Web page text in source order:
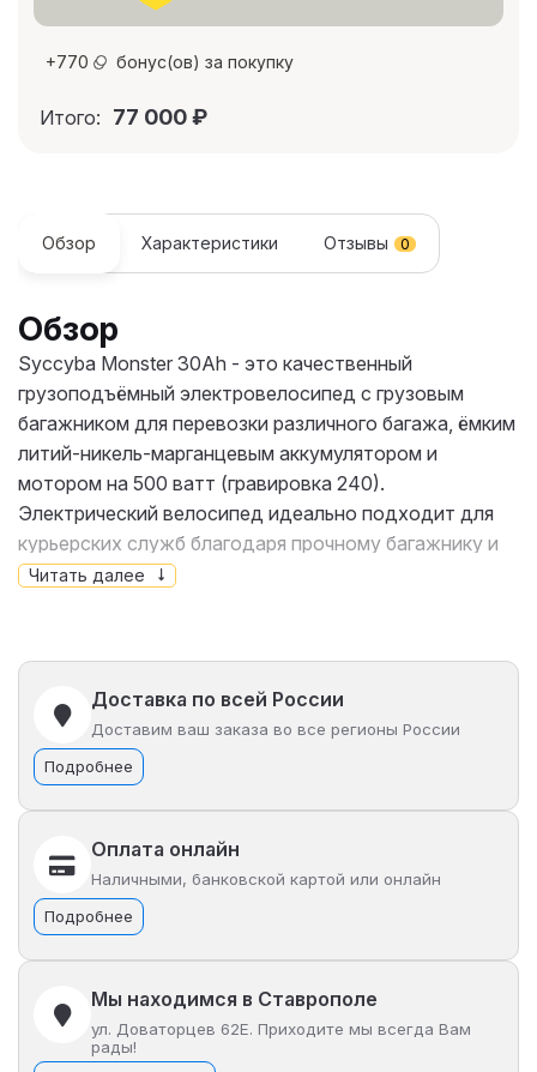
+770 бонус(ов) за покупку
Итого: 77 000₽
Обзор Характеристики Отзывы 0
Обзор
Syccyba Monster 30Ah - это качественный
грузоподъёмный электровелосипед с грузовым
багажником для перевозки различного багажа, ёмким
литий-никель-марганцевым аккумулятором и
мотором на 500 ватт (гравировка 240).
Электрический велосипед идеально подходит для
курьерских служб благодаря прочному багажнику и
максимальной грузоподъёмности до 150 кг.
На электро велосипеде можно проехать до 80 км
без педального хода за счёт призматического
аккумулятора на 60V 30Ah (1800Wh) li-nmc. Такая
батарея пожаробезопасна, устойчива к перепадам
температур, есть возможность глубокой разрядки, а
срок её службы намного больше, чем у литий-ионной.
Для полного заряда батареи понадобится всего 4
часа.
Сициба Монстер оснащён пневматическими 16-
дюймовыми колёсами, двойными амортизаторами
сзади и передней амортизационной вилкой,
благодаря чему колхозник хорошо поглощает
Читать далее
Доставка по всей России
Доставим ваш заказа во все регионы России
Подробнее
Оплата онлайн
Наличными, банковской картой или онлайн
Подробнее
Мы находимся в Ставрополе
ул. Доваторцев 62Е. Приходите мы всегда Вам
рады!